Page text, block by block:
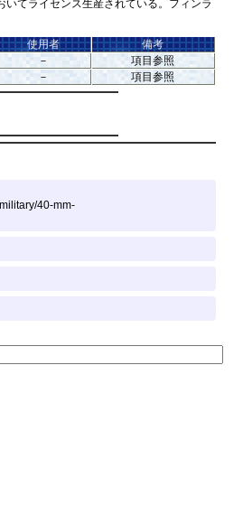
てライセンス生産されている。フィンラ
使用者
備考
－
項目参照
－ 項目参照
40-mm-